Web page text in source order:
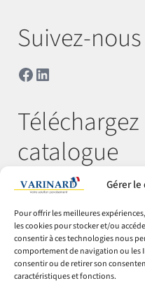
Gérer
Pour offrir les meilleures
les cookies pour stocker et/ou
consentir à ces technologies nous
comportement de navigation ou les
consentir ou de retirer son
caractéristiques et fonctions.
Suivez-
Facebook
LinkedIn
catalogue
© Varinard 2026